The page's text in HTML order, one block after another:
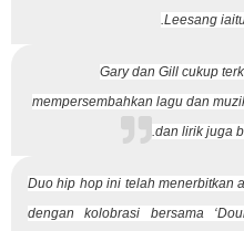
Leesang
Gary dan Gill cukup
mempersembahkan lagu dan
dan lirik juga
Duo hip hop ini telah menerbitkan
dengan kolobrasi bersama